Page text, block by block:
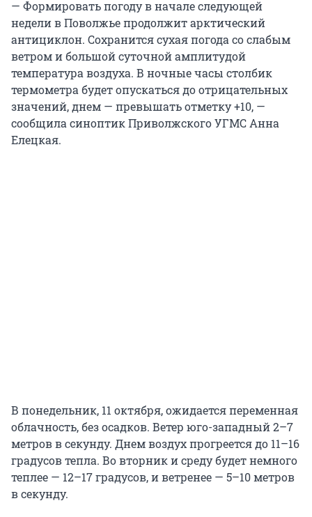
— Формировать погоду в начале следующей
недели в Поволжье продолжит арктический
антициклон. Сохранится сухая погода со слабым
ветром и большой суточной амплитудой
температура воздуха. В ночные часы столбик
термометра будет опускаться до отрицательных
значений, днем — превышать отметку +10, —
сообщила синоптик Приволжского УГМС Анна
Елецкая.
В понедельник, 11 октября, ожидается переменная
облачность, без осадков. Ветер юго-западный 2–7
метров в секунду. Днем воздух прогреется до 11–16
градусов тепла. Во вторник и среду будет немного
теплее — 12–17 градусов, и ветренее — 5–10 метров
в секунду.